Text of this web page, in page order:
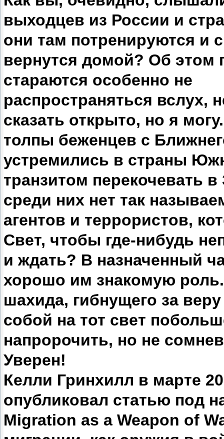
выходцев из России и
они там потренируются и
вернутся домой? Об этом
стараются особенно не
распространяться вслух,
сказать открыто, но я
толпы беженцев с
устремились в страны
транзитом перекочевать
среди них нет так
агентов и террористов,
Свет, чтобы где-нибудь
и ждать? В назначенный
хорошо им знакомую
шахида, гибнущего за
собой на тот свет
напророчить, но не
Уверен!
Келли Гринхилл в марте
опубликовал статью под
Migration as a Weapon of